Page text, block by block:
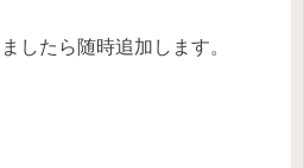
したら随時追加します。